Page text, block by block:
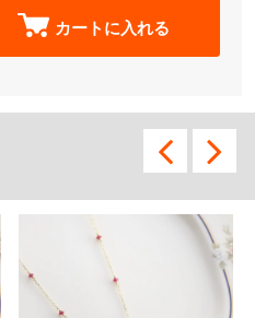
カートに入れる